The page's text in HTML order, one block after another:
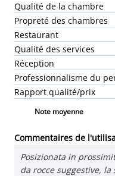
Qualité de la chambre
Propreté des chambres
Restaurant
Qualité des services
Réception
Professionnalisme du
Rapport qualité/prix
Note moyenne
Commentaires de
Posizionata in
da rocce suggestive,